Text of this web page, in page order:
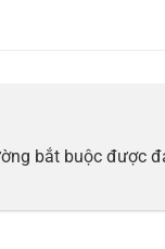
bắt buộc được